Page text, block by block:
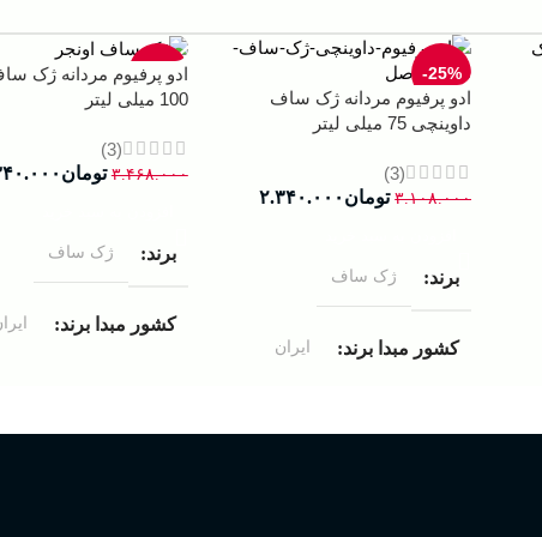
-25%
ادو پرفیوم مردانه ژک ساف
داوینچی 75 میلی لیتر
(3)
۳.۱۰۸.۰۰۰ تومان ۲.۳۴۰.۰۰۰
برند ژک ساف
کشور مبدا برند ایران
-33%
ادو پرفیوم مردانه ژک
100 میلی لیتر
(3)
۳.۴۶۸.۰۰۰ تومان
برند ژک ساف
کشور مبدا برند